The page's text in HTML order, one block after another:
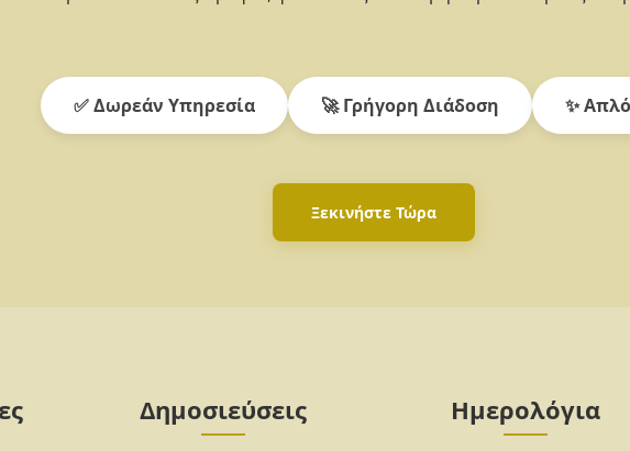
✅ Δωρεάν Υπηρεσία 🚀 Γρήγορη Διάδοση ✨
Ξεκινήστε Τώρα
Δημοσιεύσεις Ημερολόγια